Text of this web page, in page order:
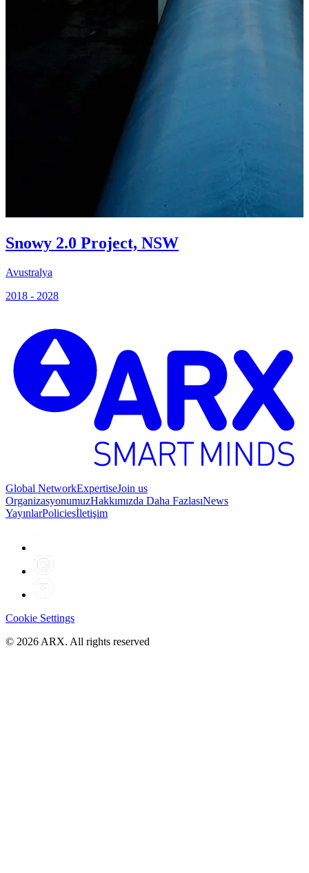
Snowy 2.0 Project, NSW
Avustralya
2018 - 2028
Global NetworkExpertiseJoin us
OrganizasyonumuzHakkımızda Daha FazlasıNews
YayınlarPoliciesİletişim
Cookie Settings
© 2026 ARX. All rights reserved